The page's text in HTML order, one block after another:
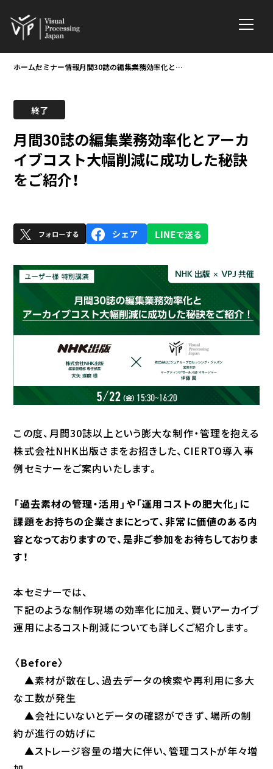
ホームセミナー情報 月間30誌の編集業務効率化とアーカイブコスト大幅削減に成功した秘訣をご紹介！
月間30誌の編集業務効率化とアーカ
イブコスト大幅削減に成功した秘訣
をご紹介！
この度、月間30誌以上という膨大な制作・管理を抱える
株式会社NHK出版さまをお招きした、CIERTO導入事
例セミナーをご案内いたします。
「過去素材の管理・活用」や「運用コストの肥大化」に
課題をお持ちの企業さまにとって、非常に価値のある内
容となっておりますので、是非ご参加をお待ちしておりま
す！
本セミナーでは、
下記のような制作現場の効率化に加え、賢いアーカイブ
運用によるコスト削減についても詳しくご紹介します。
〈Before〉
▲素材が散在し、過去データの検索や再利用に多大
な工数が発生
▲会社にいないとデータの確認ができず、場所の制
約が進行の妨げに
▲ストレージ容量の増大に伴い、管理コストが年々増